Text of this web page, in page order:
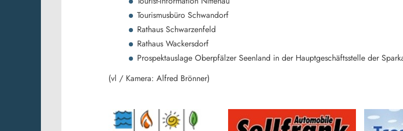
Tourismusbüro Schwandorf
Rathaus Schwarzenfeld
Rathaus Wackersdorf
Prospektauslage Oberpfälzer Seenland in der Hauptgeschäftsstelle der
(vl / Kamera: Alfred Brönner)